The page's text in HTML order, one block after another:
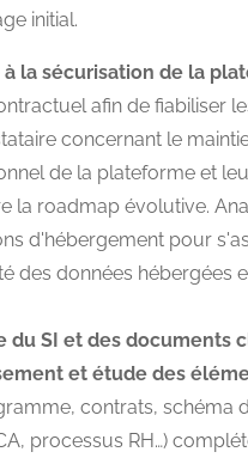
initial.
à la sécurisation de la
afin de fiabiliser
concernant le
de la plateforme et
la roadmap évolutive.
d'hébergement pour
des données hébergées
du SI et des documents
et étude des
contrats, schéma
processus RH…)